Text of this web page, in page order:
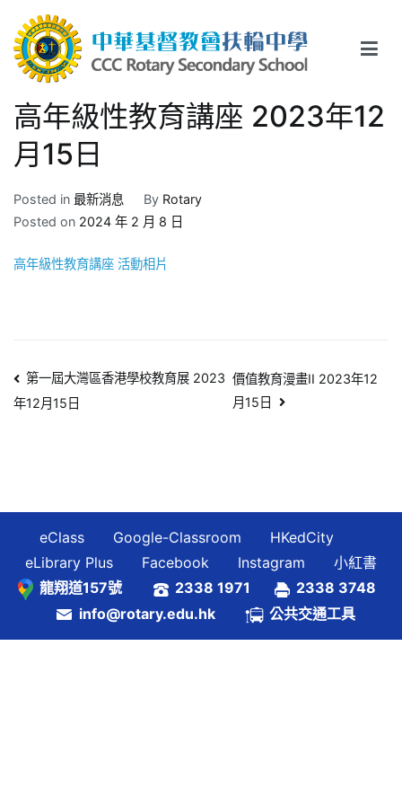
content
中華基督教會扶輪中學
高年級性教育講座 2023年12
月15日
Posted in 最新消息 By Rotary
Posted on 2024 年 2 月 8 日
高年級性教育講座 活動相片
文
章
第一屆大灣區香港學校教育展 2023
年12月15日
價值教育漫畫II 2023年12
月15日
eClass Google-Classroom
HKedCity
eLibrary Plus
Facebook Instagram
小紅書
龍翔道157號
2338 1971
2338 3748
info@rotary.edu.hk
公共交通工具